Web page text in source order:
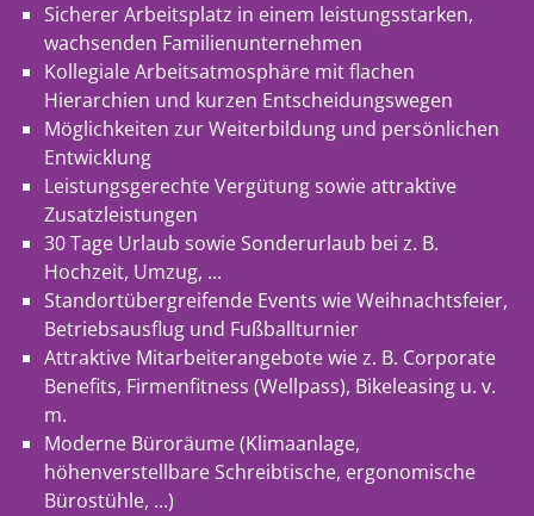
Sicherer Arbeitsplatz in einem leistungsstarken,
wachsenden Familienunternehmen
Kollegiale Arbeitsatmosphäre mit flachen
Hierarchien und kurzen Entscheidungswegen
Möglichkeiten zur Weiterbildung und persönlichen
Entwicklung
Leistungsgerechte Vergütung sowie attraktive
Zusatzleistungen
30 Tage Urlaub sowie Sonderurlaub bei z. B.
Hochzeit, Umzug, ...
Standortübergreifende Events wie Weihnachtsfeier,
Betriebsausflug und Fußballturnier
Attraktive Mitarbeiterangebote wie z. B. Corporate
Benefits, Firmenfitness (Wellpass), Bikeleasing u. v.
m.
Moderne Büroräume (Klimaanlage,
höhenverstellbare Schreibtische, ergonomische
Bürostühle, ...)